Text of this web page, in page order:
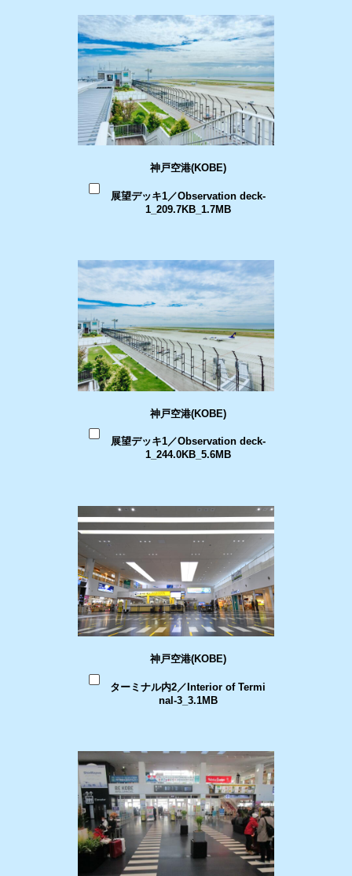
神戸空港(KOBE)
展望デッキ1／Observation deck-
1_209.7KB_1.7MB
神戸空港(KOBE)
展望デッキ1／Observation deck-
1_244.0KB_5.6MB
神戸空港(KOBE)
ターミナル内2／Interior of Termi
nal-3_3.1MB